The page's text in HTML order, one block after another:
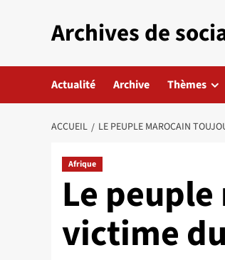
Archives de
Actualité Archive Thèmes
ACCUEIL LE PEUPLE MAROCAIN
Afrique
Le
victime